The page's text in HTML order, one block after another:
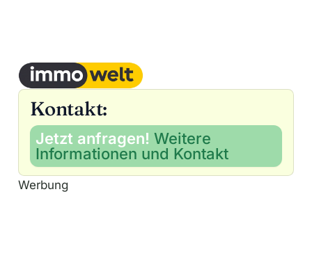
Kontakt:
Jetzt anfragen! Weitere
Informationen und Kontakt
Werbung